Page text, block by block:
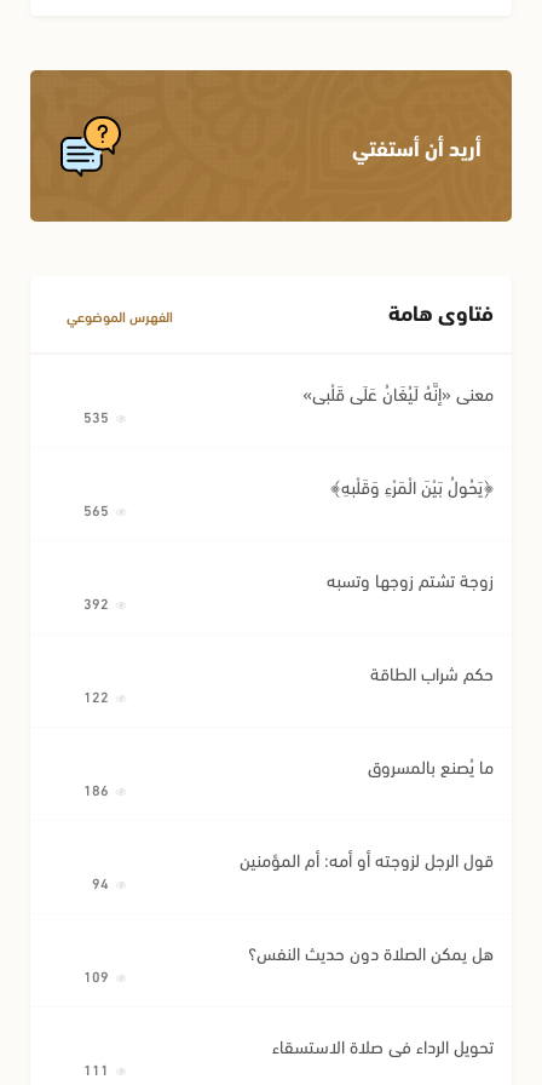
أريد أن أستفتي
فتاوى هامة الفهرس الموضوعي
معنى «إِنَّهُ لَيُغَانُ عَلَى قَلْبِي»
﴿يَحُولُ بَيْنَ الْمَرْءِ وَقَلْبِهِ﴾
زوجة تشتم زوجها وتسبه
حكم شراب الطاقة
ما يُصنع بالمسروق
قول الرجل لزوجته أو أمه: أم المؤمنين
هل يمكن الصلاة دون حديث النفس؟
تحويل الرداء في صلاة الاستسقاء